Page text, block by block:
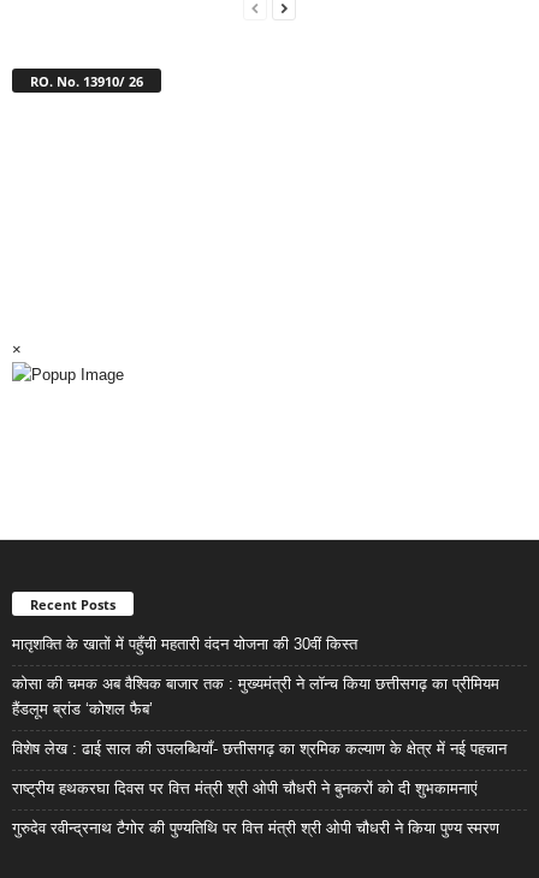
RO. No. 13910/ 26
×
Recent Posts
मातृशक्ति के खातों में पहुँची महतारी वंदन योजना की 30वीं किस्त
कोसा की चमक अब वैश्विक बाजार तक : मुख्यमंत्री ने लॉन्च किया छत्तीसगढ़ का प्रीमियम
हैंडलूम ब्रांड ‘कोशल फैब’
विशेष लेख : ढाई साल की उपलब्धियाँ- छत्तीसगढ़ का श्रमिक कल्याण के क्षेत्र में नई पहचान
राष्ट्रीय हथकरघा दिवस पर वित्त मंत्री श्री ओपी चौधरी ने बुनकरों को दी शुभकामनाएं
गुरुदेव रवीन्द्रनाथ टैगोर की पुण्यतिथि पर वित्त मंत्री श्री ओपी चौधरी ने किया पुण्य स्मरण